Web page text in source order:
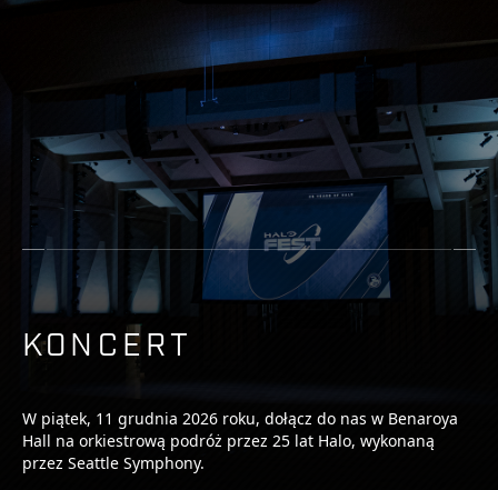
KONCERT
W piątek, 11 grudnia 2026 roku, dołącz do nas w Benaroya
Hall na orkiestrową podróż przez 25 lat Halo, wykonaną
przez Seattle Symphony.